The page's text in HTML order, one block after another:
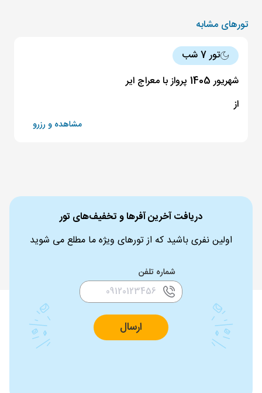
تورهای مشابه
تور 7 شب
شهریور 1405 پرواز با معراج ایر
از
مشاهده و رزرو
دریافت آخرین آفرها و تخفیف‌های تور
اولین نفری باشید که از تورهای ویژه ما مطلع می شوید
شماره تلفن
ارسال